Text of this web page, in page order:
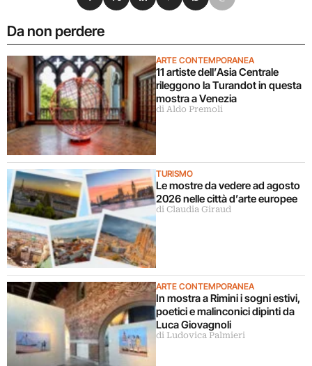
Da non perdere
ARTE CONTEMPORANEA
11 artiste dell’Asia Centrale
rileggono la Turandot in questa
mostra a Venezia
di Aldo Premoli
TURISMO
Le mostre da vedere ad agosto
2026 nelle città d’arte europee
di Claudia Giraud
ARTE CONTEMPORANEA
In mostra a Rimini i sogni estivi,
poetici e malinconici dipinti da
Luca Giovagnoli
di Ludovica Palmieri